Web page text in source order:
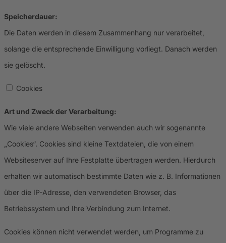
Speicherdauer:
Die Daten werden in diesem Zusammenhang nur verarbeitet,
solange die entsprechende Einwilligung vorliegt. Danach werden
sie gelöscht.
Cookies
Art und Zweck der Verarbeitung:
Wie viele andere Webseiten verwenden auch wir sogenannte
„Cookies“. Cookies sind kleine Textdateien, die von einem
Websiteserver auf Ihre Festplatte übertragen werden. Hierdurch
erhalten wir automatisch bestimmte Daten wie z. B. Informationen
über die IP-Adresse, den verwendeten Browser, das
Betriebssystem und Ihre Verbindung zum Internet.
Cookies können nicht verwendet werden, um Programme zu